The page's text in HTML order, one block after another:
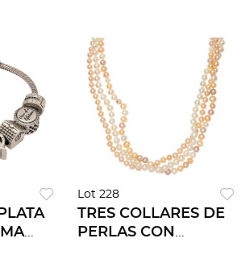
Lot 228
TRES COLLARES DE
PERLAS CON